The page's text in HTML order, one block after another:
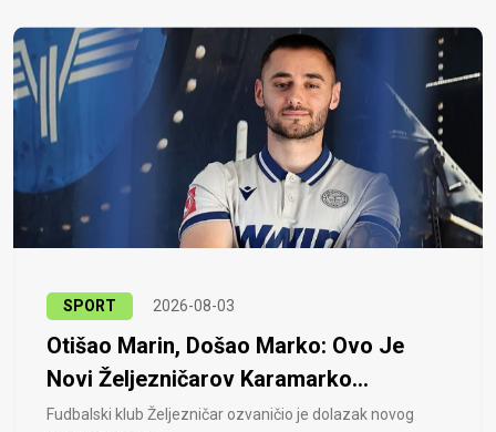
SPORT 2026-08-03
Otišao Marin, Došao Marko: Ovo Je
Novi Željezničarov Karamarko...
Fudbalski klub Željezničar ozvaničio je dolazak novog